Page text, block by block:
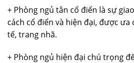
+ Phòng ngủ tân cổ điển là sự
cách cổ điển và hiện đại, được
tế, trang nhã.
+ Phòng ngủ hiện đại chú trọng